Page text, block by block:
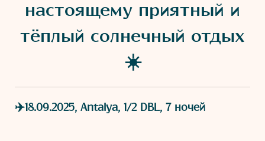
настоящему приятный и
тёплый солнечный отдых
☀️
✈️18.09.2025, Antalya, 1/2 DBL, 7 ночей